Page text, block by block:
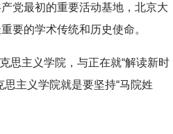
党最初的重要活动基地，北京大
要的学术传统和历史使命。
思主义学院，与正在就“解读新时
主义学院就是要坚持“马院姓